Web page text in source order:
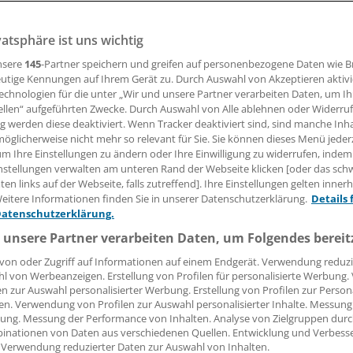
Freitag publizierten kritischen Studie zur Wirkung des
bei COVID-19 hat die
der Arznei vorerst ausgesetzt. Zunächst sollen
werden.
12:19 Uhr
ist uns wichtig
145-Partner speichern und greifen auf personenbezogene Daten wie
Kennungen auf Ihrem Gerät zu. Durch Auswahl von Akzeptieren
für die unter „Wir und unsere Partner verarbeiten Daten, um
aufgeführten Zwecke. Durch Auswahl von Alle ablehnen oder
werden diese deaktiviert. Wenn Tracker deaktiviert sind, sind manche
nicht mehr so relevant für Sie. Sie können dieses Menü
Ihre Einstellungen zu ändern oder Ihre Einwilligung zu widerrufen, indem
verwalten am unteren Rand der Webseite klicken [oder das
links auf der Webseite, falls zutreffend]. Ihre Einstellungen gelten
Informationen finden Sie in unserer Datenschutzerklärung. Details
Partner verarbeiten Daten, um Folgendes
oder Zugriff auf Informationen auf einem Endgerät. Verwendung
von Werbeanzeigen. Erstellung von Profilen für personalisierte
zur Auswahl personalisierter Werbung. Erstellung von Profilen zur
Verwendung von Profilen zur Auswahl personalisierter Inhalte.
Messung der Performance von Inhalten. Analyse von Zielgruppen
von Daten aus verschiedenen Quellen. Entwicklung und
reduzierter Daten zur Auswahl von Inhalten.